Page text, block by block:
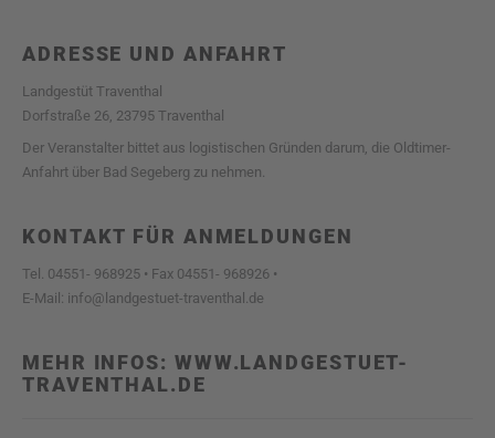
ADRESSE UND ANFAHRT
Landgestüt Traventhal
Dorfstraße 26, 23795 Traventhal
Der Veranstalter bittet aus logistischen Gründen darum, die Oldtimer-
Anfahrt über Bad Segeberg zu nehmen.
KONTAKT FÜR ANMELDUNGEN
Tel. 04551- 968925 • Fax 04551- 968926 •
E-Mail: info@landgestuet-traventhal.de
MEHR INFOS: WWW.LANDGESTUET-
TRAVENTHAL.DE